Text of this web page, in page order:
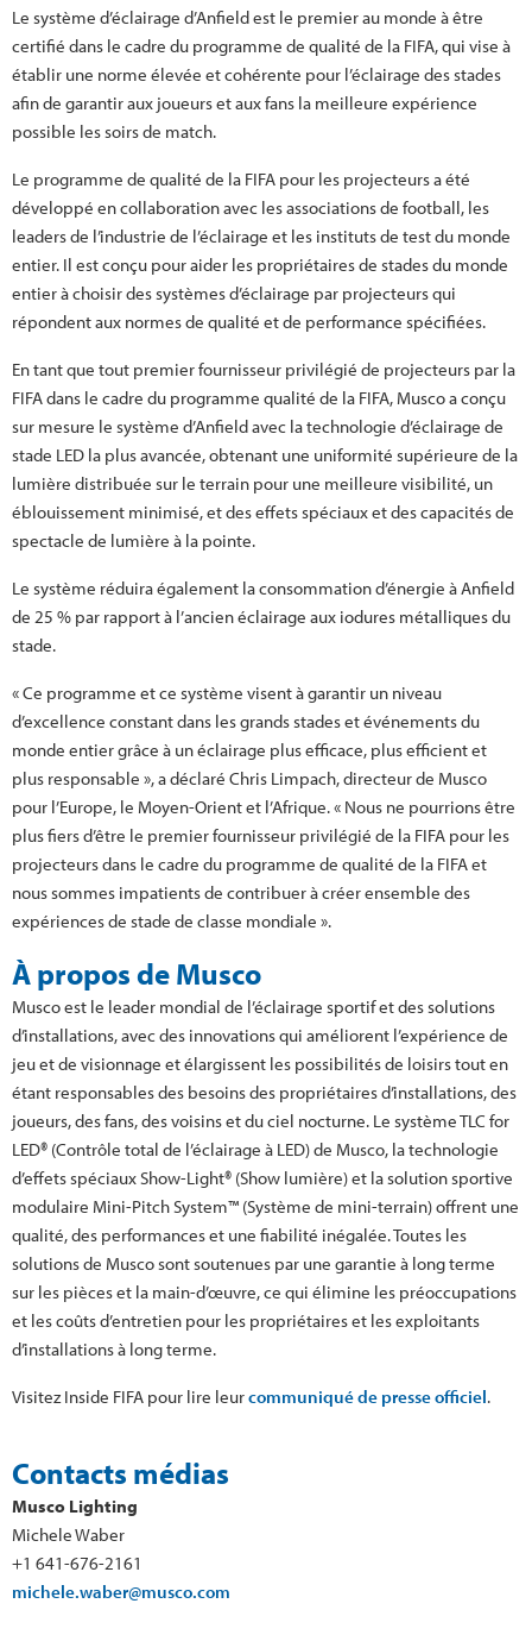
Le système d’éclairage d’Anfield est le premier au monde à être
certifié dans le cadre du programme de qualité de la FIFA, qui vise à
établir une norme élevée et cohérente pour l’éclairage des stades
afin de garantir aux joueurs et aux fans la meilleure expérience
possible les soirs de match.
Le programme de qualité de la FIFA pour les projecteurs a été
développé en collaboration avec les associations de football, les
leaders de l’industrie de l’éclairage et les instituts de test du monde
entier. Il est conçu pour aider les propriétaires de stades du monde
entier à choisir des systèmes d’éclairage par projecteurs qui
répondent aux normes de qualité et de performance spécifiées.
En tant que tout premier fournisseur privilégié de projecteurs par la
FIFA dans le cadre du programme qualité de la FIFA, Musco a conçu
sur mesure le système d’Anfield avec la technologie d’éclairage de
stade LED la plus avancée, obtenant une uniformité supérieure de la
lumière distribuée sur le terrain pour une meilleure visibilité, un
éblouissement minimisé, et des effets spéciaux et des capacités de
spectacle de lumière à la pointe.
Le système réduira également la consommation d’énergie à Anfield
de 25 % par rapport à l’ancien éclairage aux iodures métalliques du
stade.
« Ce programme et ce système visent à garantir un niveau
d’excellence constant dans les grands stades et événements du
monde entier grâce à un éclairage plus efficace, plus efficient et
plus responsable », a déclaré Chris Limpach, directeur de Musco
pour l’Europe, le Moyen-Orient et l’Afrique. « Nous ne pourrions être
plus fiers d’être le premier fournisseur privilégié de la FIFA pour les
projecteurs dans le cadre du programme de qualité de la FIFA et
nous sommes impatients de contribuer à créer ensemble des
expériences de stade de classe mondiale ».
À propos de Musco
Musco est le leader mondial de l’éclairage sportif et des solutions
d’installations, avec des innovations qui améliorent l’expérience de
jeu et de visionnage et élargissent les possibilités de loisirs tout en
étant responsables des besoins des propriétaires d’installations, des
joueurs, des fans, des voisins et du ciel nocturne. Le système TLC for
LED® (Contrôle total de l’éclairage à LED) de Musco, la technologie
d’effets spéciaux Show-Light® (Show lumière) et la solution sportive
modulaire Mini-Pitch System™ (Système de mini-terrain) offrent une
qualité, des performances et une fiabilité inégalée. Toutes les
solutions de Musco sont soutenues par une garantie à long terme
sur les pièces et la main-d’œuvre, ce qui élimine les préoccupations
et les coûts d’entretien pour les propriétaires et les exploitants
d’installations à long terme.
Visitez Inside FIFA pour lire leurcommuniqué de presse officiel.
Contacts médias
Musco Lighting
Michele Waber
+1 641-676-2161
michele.waber@musco.com